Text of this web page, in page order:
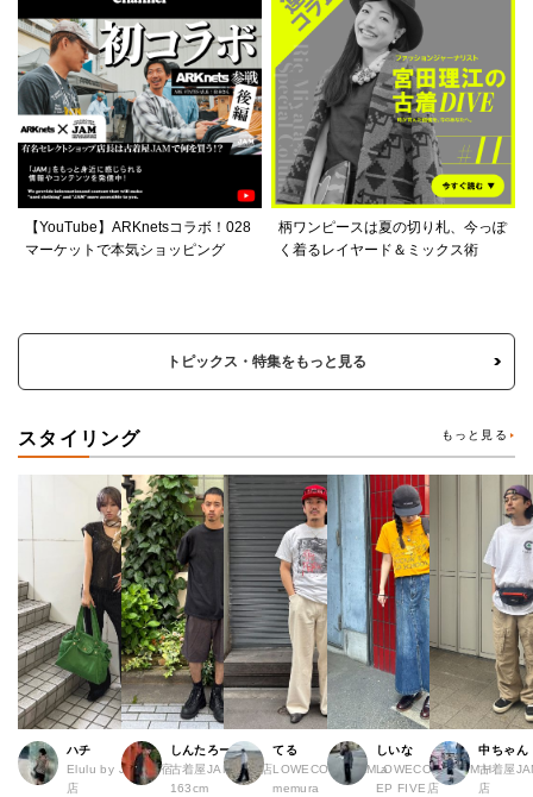
【YouTube】ARKnetsコラボ！028
マーケットで本気ショッピング
柄ワンピースは夏の切り札、今っぽ
く着るレイヤード＆ミックス術
トピックス・特集をもっと見る
スタイリング もっと見る
ハチ
Elulu by JAM 原宿
店
しんたろー
古着屋JAM 仙台店
163cm
てる
LOWECO by JAM a
memura
しいな
LOWECO by JAM H
EP FIVE店
中ちゃん
古着屋
店